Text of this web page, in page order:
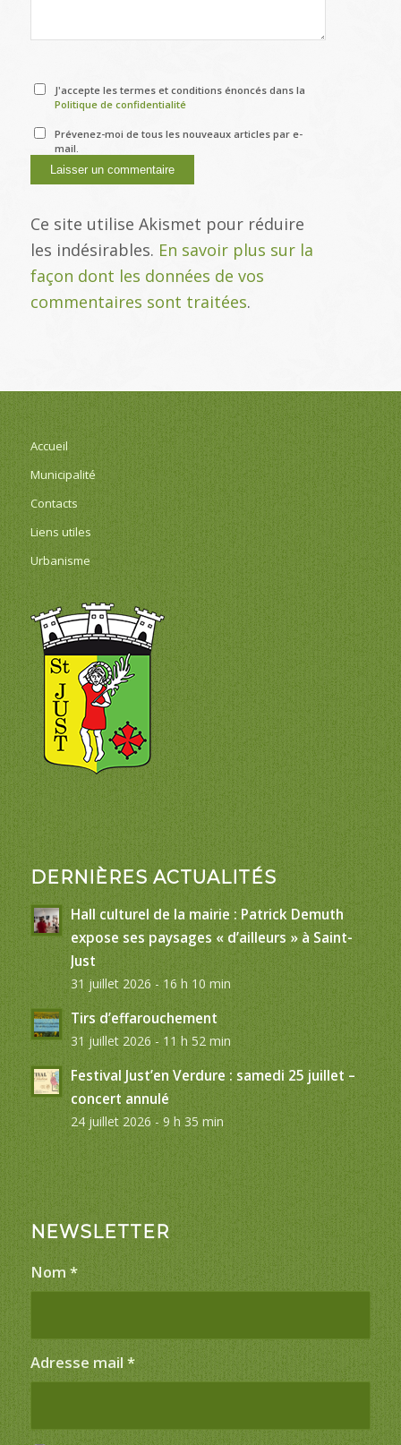
J'accepte les termes et conditions énoncés dans la
Politique de confidentialité
Prévenez-moi de tous les nouveaux articles par e-
mail.
Ce site utilise Akismet pour réduire
les indésirables. En savoir plus sur la
façon dont les données de vos
commentaires sont traitées.
Accueil
Municipalité
Contacts
Liens utiles
Urbanisme
DERNIÈRES ACTUALITÉS
Hall culturel de la mairie : Patrick Demuth
expose ses paysages « d’ailleurs » à Saint-
Just
31 juillet 2026 - 16 h 10 min
Tirs d’effarouchement
31 juillet 2026 - 11 h 52 min
Festival Just’en Verdure : samedi 25 juillet –
concert annulé
24 juillet 2026 - 9 h 35 min
NEWSLETTER
Nom *
Adresse mail *